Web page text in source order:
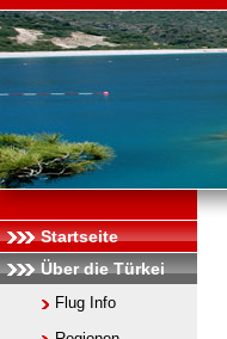
Startseite
Über die Türkei
Flug Info